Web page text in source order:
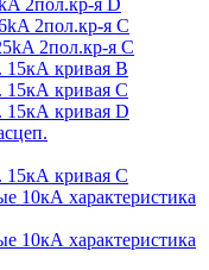
2пол.кр-я C
2пол.кр-я C
кривая B
кривая C
кривая D
кривая C
10кА характеристика
10кА характеристика